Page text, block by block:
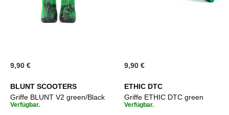
9,90 €
BLUNT SCOOTERS
Griffe BLUNT V2 green/Black
Verfügbar.
9,90 €
ETHIC DTC
Griffe ETHIC DTC green
Verfügbar.